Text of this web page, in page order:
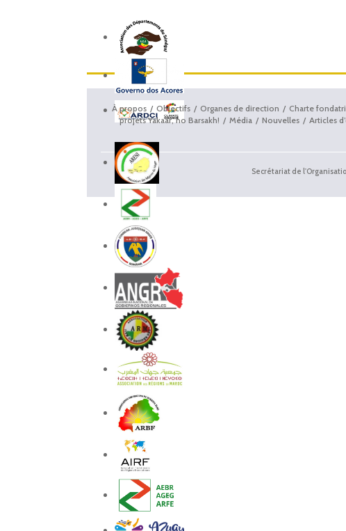
À propos Objectifs Organes de direction Charte
projets Yakaar, no Barsakh!
Média Nouvelles Articles
Secrétariat de